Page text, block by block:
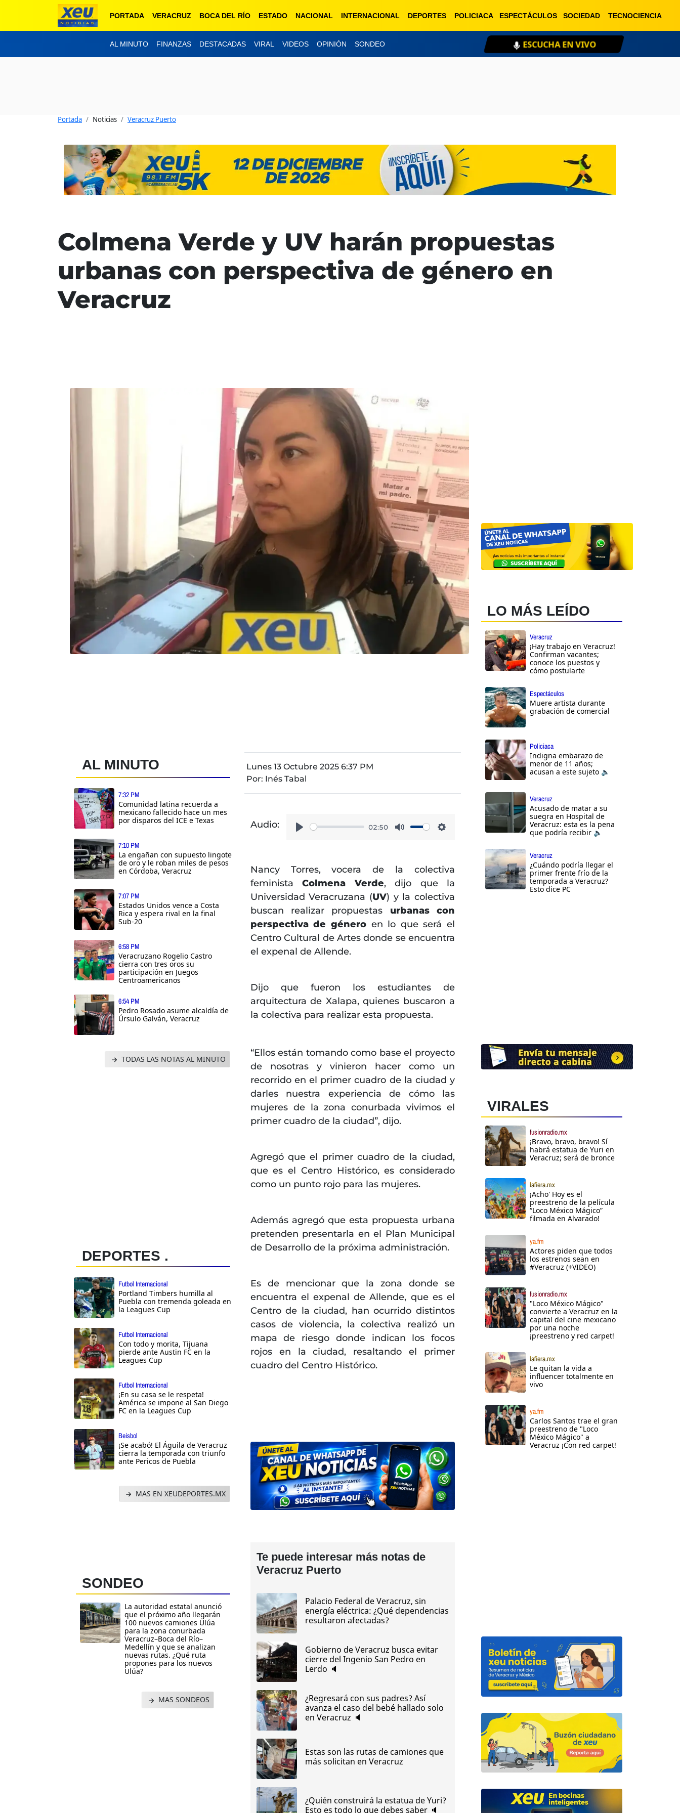
PORTADA VERACRUZ BOCA DEL RÍO ESTADO NACIONAL INTERNACIONAL DEPORTES POLICIACA ESPECTÁCULOS SOCIEDAD TECNOCIENCIA
AL MINUTO FINANZAS DESTACADAS VIRAL VIDEOS OPINIÓN SONDEO ESCUCHA EN VIVO
Portada Noticias Veracruz Puerto
Colmena Verde y UV harán propuestas
urbanas con perspectiva de género en
Veracruz
AL MINUTO
7:32 PM
Comunidad latina recuerda a
mexicano fallecido hace un mes
por disparos del ICE e Texas
7:10 PM
La engañan con supuesto lingote
de oro y le roban miles de pesos
en Córdoba, Veracruz
7:07 PM
Estados Unidos vence a Costa
Rica y espera rival en la final
Sub-20
6:58 PM
Veracruzano Rogelio Castro
cierra con tres oros su
participación en Juegos
Centroamericanos
6:54 PM
Pedro Rosado asume alcaldía de
Úrsulo Galván, Veracruz
TODAS LAS NOTAS AL MINUTO
DEPORTES .
Futbol Internacional
Portland Timbers humilla al
Puebla con tremenda goleada en
la Leagues Cup
Futbol Internacional
Con todo y morita, Tijuana
pierde ante Austin FC en la
Leagues Cup
Futbol Internacional
¡En su casa se le respeta!
América se impone al San Diego
FC en la Leagues Cup
Beisbol
¡Se acabó! El Águila de Veracruz
cierra la temporada con triunfo
ante Pericos de Puebla
MAS EN XEUDEPORTES.MX
SONDEO
La autoridad estatal anunció
que el próximo año llegarán
100 nuevos camiones Ulúa
para la zona conurbada
Veracruz–Boca del Río–
Medellín y que se analizan
nuevas rutas. ¿Qué ruta
propones para los nuevos
Ulúa?
MAS SONDEOS
Lunes 13 Octubre 2025 6:37 PM
Por: Inés Tabal
Audio:
02:50
Nancy Torres, vocera de la colectiva
feministaColmena Verde, dijo que la
Universidad Veracruzana (UV) y la colectiva
buscan realizar propuestas urbanas con
perspectiva de géneroen lo que será el
Centro Cultural de Artes donde se encuentra
el expenal de Allende.
Dijo que fueron los estudiantes de
arquitectura de Xalapa, quienes buscaron a
la colectiva para realizar esta propuesta.
“Ellos están tomando como base el proyecto
de nosotras y vinieron hacer como un
recorrido en el primer cuadro de la ciudad y
darles nuestra experiencia de cómo las
mujeres de la zona conurbada vivimos el
primer cuadro de la ciudad”, dijo.
Agregó que el primer cuadro de la ciudad,
que es el Centro Histórico, es considerado
como un punto rojo para las mujeres.
Además agregó que esta propuesta urbana
pretenden presentarla en el Plan Municipal
de Desarrollo de la próxima administración.
Es de mencionar que la zona donde se
encuentra el expenal de Allende, que es el
Centro de la ciudad, han ocurrido distintos
casos de violencia, la colectiva realizó un
mapa de riesgo donde indican los focos
rojos en la ciudad, resaltando el primer
cuadro del Centro Histórico.
Te puede interesar más notas de
Veracruz Puerto
Palacio Federal de Veracruz, sin
energía eléctrica: ¿Qué dependencias
resultaron afectadas?
Gobierno de Veracruz busca evitar
cierre del Ingenio San Pedro en
Lerdo 🔈
¿Regresará con sus padres? Así
avanza el caso del bebé hallado solo
en Veracruz 🔈
Estas son las rutas de camiones que
más solicitan en Veracruz
¿Quién construirá la estatua de Yuri?
Esto es todo lo que debes saber 🔈
LO MÁS LEÍDO
Veracruz
¡Hay trabajo en Veracruz!
Confirman vacantes;
conoce los puestos y
cómo postularte
Espectáculos
Muere artista durante
grabación de comercial
Policiaca
Indigna embarazo de
menor de 11 años;
acusan a este sujeto 🔈
Veracruz
Acusado de matar a su
suegra en Hospital de
Veracruz: esta es la pena
que podría recibir 🔈
Veracruz
¿Cuándo podría llegar el
primer frente frío de la
temporada a Veracruz?
Esto dice PC
VIRALES
fusionradio.mx
¡Bravo, bravo, bravo! Sí
habrá estatua de Yuri en
Veracruz; será de bronce
lafiera.mx
¡Acho' Hoy es el
preestreno de la película
“Loco México Mágico”
filmada en Alvarado!
ya.fm
Actores piden que todos
los estrenos sean en
#Veracruz (+VIDEO)
fusionradio.mx
"Loco México Mágico"
convierte a Veracruz en la
capital del cine mexicano
por una noche
¡preestreno y red carpet!
lafiera.mx
Le quitan la vida a
influencer totalmente en
vivo
ya.fm
Carlos Santos trae el gran
preestreno de "Loco
México Mágico" a
Veracruz ¡Con red carpet!